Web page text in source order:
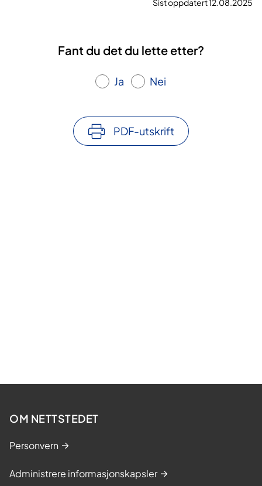
Sist oppdatert 12.08.2025
Fant du det du lette etter?
Ja Nei
PDF-utskrift
OM NETTSTEDET
Personvern
Administrere informasjonskapsler